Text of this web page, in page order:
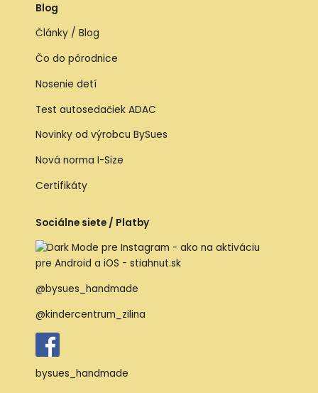
Blog
Články / Blog
Čo do pôrodnice
Nosenie detí
Test autosedačiek ADAC
Novinky od výrobcu BySues
Nová norma I-Size
Certifikáty
Sociálne siete / Platby
@bysues_handmade
@kindercentrum_zilina
bysues_handmade